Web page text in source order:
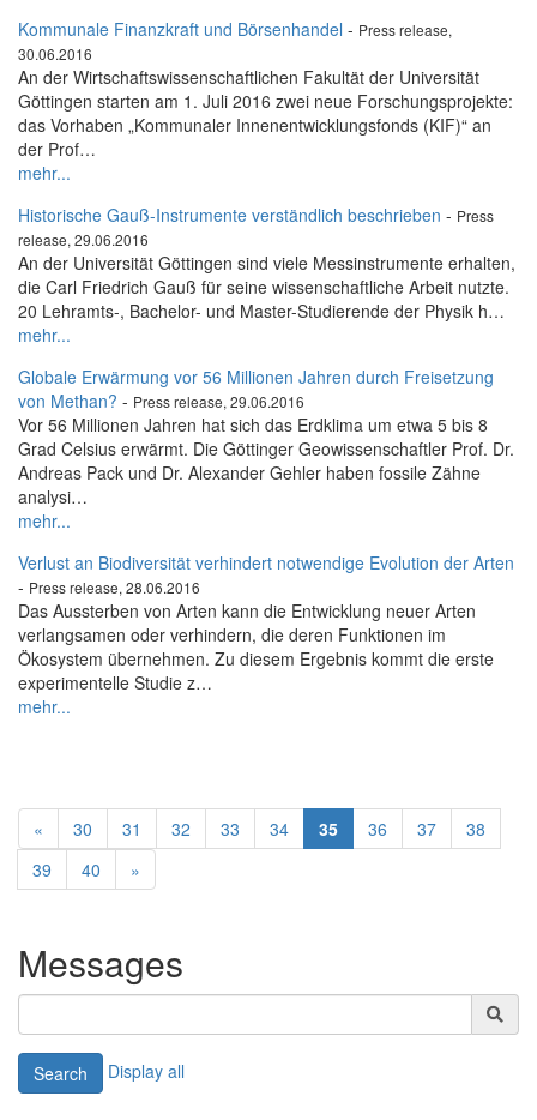
Kommunale Finanzkraft und Börsenhandel - Press release,
30.06.2016
An der Wirtschaftswissenschaftlichen Fakultät der Universität
Göttingen starten am 1. Juli 2016 zwei neue Forschungsprojekte:
das Vorhaben „Kommunaler Innenentwicklungsfonds (KIF)“ an
der Prof…
mehr...
Historische Gauß-Instrumente verständlich beschrieben - Press
release, 29.06.2016
An der Universität Göttingen sind viele Messinstrumente erhalten,
die Carl Friedrich Gauß für seine wissenschaftliche Arbeit nutzte.
20 Lehramts-, Bachelor- und Master-Studierende der Physik h…
mehr...
Globale Erwärmung vor 56 Millionen Jahren durch Freisetzung
von Methan? - Press release, 29.06.2016
Vor 56 Millionen Jahren hat sich das Erdklima um etwa 5 bis 8
Grad Celsius erwärmt. Die Göttinger Geowissenschaftler Prof. Dr.
Andreas Pack und Dr. Alexander Gehler haben fossile Zähne
analysi…
mehr...
Verlust an Biodiversität verhindert notwendige Evolution der Arten
- Press release, 28.06.2016
Das Aussterben von Arten kann die Entwicklung neuer Arten
verlangsamen oder verhindern, die deren Funktionen im
Ökosystem übernehmen. Zu diesem Ergebnis kommt die erste
experimentelle Studie z…
mehr...
« 30 31 32 33 34 35 36 37
38
39
40 »
Messages
Search Display all